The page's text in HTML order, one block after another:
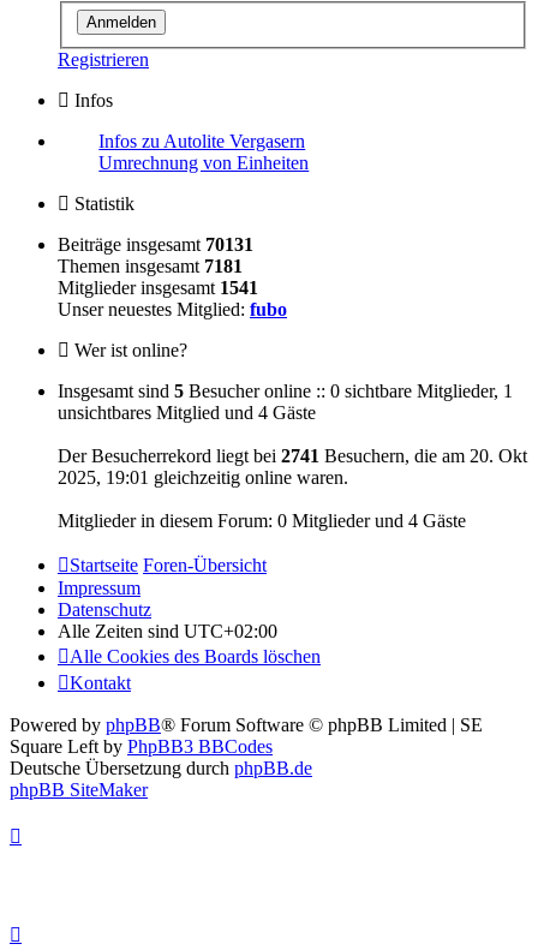
Registrieren
Infos
Infos zu Autolite Vergasern
Umrechnung von Einheiten
Statistik
Beiträge insgesamt 70131
Themen insgesamt 7181
Mitglieder insgesamt 1541
Unser neuestes Mitglied: fubo
Wer ist online?
Insgesamt sind 5 Besucher online :: 0 sichtbare Mitglieder, 1
unsichtbares Mitglied und 4 Gäste
Der Besucherrekord liegt bei 2741 Besuchern, die am 20. Okt
2025, 19:01 gleichzeitig online waren.
Mitglieder in diesem Forum: 0 Mitglieder und 4 Gäste
Startseite Foren-Übersicht
Impressum
Datenschutz
Alle Zeiten sind UTC+02:00
Alle Cookies des Boards löschen
Kontakt
Powered by phpBB® Forum Software © phpBB Limited | SE
Square Left by PhpBB3 BBCodes
Deutsche Übersetzung durch phpBB.de
phpBB SiteMaker